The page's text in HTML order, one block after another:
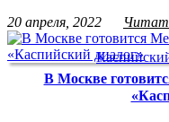
20 апреля, 2022
В Москве